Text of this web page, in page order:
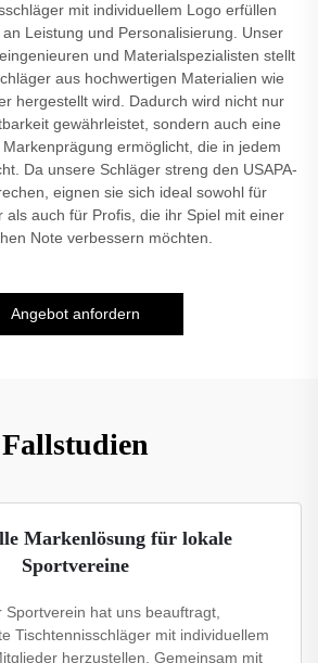
mit individuellem Logo erfüllen
Leistung und Personalisierung. Unser
und Materialspezialisten stellt
aus hochwertigen Materialien wie
hergestellt wird. Dadurch wird nicht nur
gewährleistet, sondern auch eine
ermöglicht, die in jedem
Da unsere Schläger streng den USAPA-
eignen sie sich ideal sowohl für
als auch für Profis, die ihr Spiel mit einer
Note verbessern möchten.
Angebot anfordern
Fallstudien
Markenlösung für lokale
Sportvereine
Sportverein hat uns beauftragt,
Tischtennisschläger mit individuellem
herzustellen. Gemeinsam mit